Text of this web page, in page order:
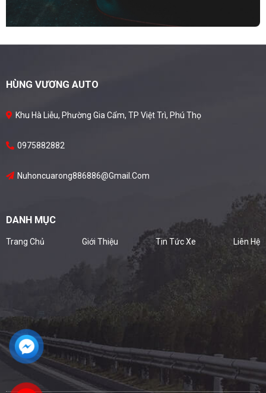
HÙNG VƯƠNG AUTO
Khu Hà Liễu, Phường Gia Cẩm, TP Việt Trì, Phú Thọ
0975882882
Nuhoncuarong886886@gmail.com
DANH MỤC
Trang Chủ Giới Thiệu Tin Tức Xe Liên Hệ